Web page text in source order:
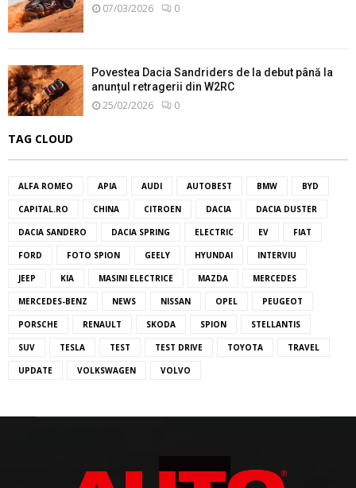
07/03/2026 0
Povestea Dacia Sandriders de la debut până la
anunțul retragerii din W2RC
25/02/2026 0
TAG CLOUD
ALFA ROMEO APIA AUDI AUTOBEST BMW BYD
CAPITAL.RO CHINA CITROEN DACIA DACIA DUSTER
DACIA SANDERO DACIA SPRING ELECTRIC EV FIAT
FORD FOTO SPION GEELY HYUNDAI INTERVIU
JEEP KIA MASINI ELECTRICE MAZDA MERCEDES
MERCEDES-BENZ NEWS NISSAN OPEL PEUGEOT
PORSCHE RENAULT SKODA SPION STELLANTIS
SUV TESLA TEST TEST DRIVE TOYOTA TRAVEL
UPDATE VOLKSWAGEN VOLVO